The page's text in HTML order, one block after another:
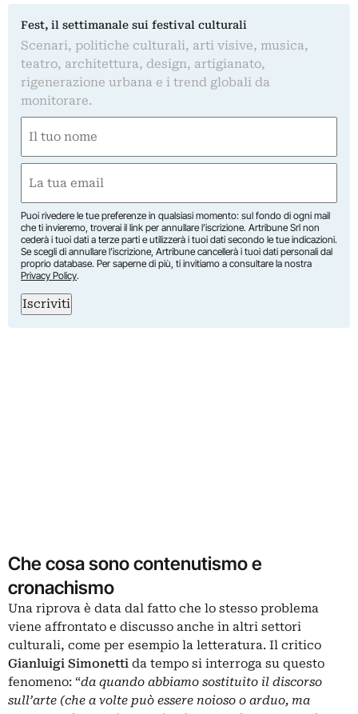
Fest, il settimanale sui festival culturali
Scenari, politiche culturali, arti visive, musica,
teatro, architettura, design, artigianato,
rigenerazione urbana e i trend globali da
monitorare.
(Required)
First
(Required)
Puoi rivedere le tue preferenze in qualsiasi momento: sul fondo di ogni mail
che ti invieremo, troverai il link per annullare l’iscrizione. Artribune Srl non
cederà i tuoi dati a terze parti e utilizzerà i tuoi dati secondo le tue indicazioni.
Se scegli di annullare l’iscrizione, Artribune cancellerà i tuoi dati personali dal
proprio database. Per saperne di più, ti invitiamo a consultare la nostra
Privacy Policy.
Iscriviti
Che cosa sono contenutismo e
cronachismo
Una riprova è data dal fatto che lo stesso problema
viene affrontato e discusso anche in altri settori
culturali, come per esempio la letteratura. Il critico
Gianluigi Simonetti da tempo si interroga su questo
fenomeno: “da quando abbiamo sostituito il discorso
sull’arte (che a volte può essere noioso o arduo, ma